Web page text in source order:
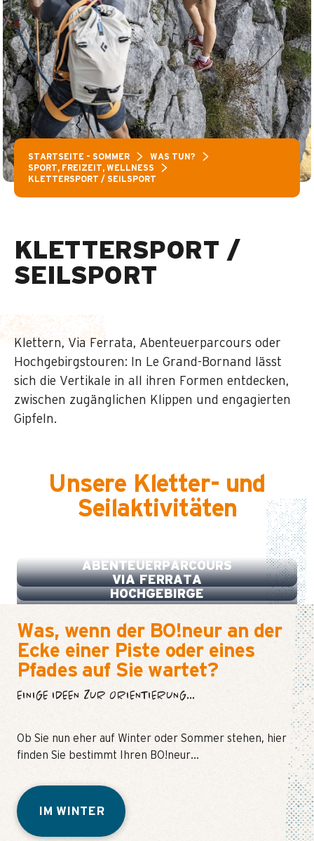
STARTSEITE – SOMMER
WAS TUN?
SPORT, FREIZEIT, WELLNESS
KLETTERSPORT / SEILSPORT
KLETTERSPORT /
SEILSPORT
Klettern, Via Ferrata, Abenteuerparcours oder
Hochgebirgstouren: In Le Grand-Bornand lässt
sich die Vertikale in all ihren Formen entdecken,
zwischen zugänglichen Klippen und engagierten
Gipfeln.
Unsere Kletter- und
Seilaktivitäten
ABENTEUERPARCOURS
VIA FERRATA
HOCHGEBIRGE
Was, wenn der BO!neur an der
Ecke einer Piste oder eines
Pfades auf Sie wartet?
EINIGE IDEEN ZUR ORIENTIERUNG...
Ob Sie nun eher auf Winter oder Sommer stehen, hier
finden Sie bestimmt Ihren BO!neur…
IM WINTER